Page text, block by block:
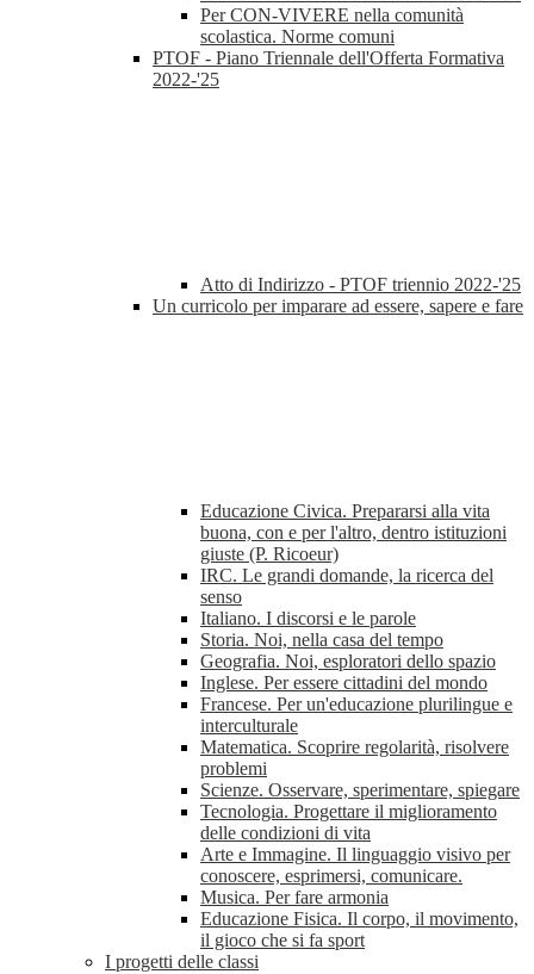
Per CON-VIVERE nella comunità
scolastica. Norme comuni
PTOF - Piano Triennale dell'Offerta Formativa
2022-'25
Atto di Indirizzo - PTOF triennio 2022-'25
Un curricolo per imparare ad essere, sapere e fare
Educazione Civica. Prepararsi alla vita
buona, con e per l'altro, dentro istituzioni
giuste (P. Ricoeur)
IRC. Le grandi domande, la ricerca del
senso
Italiano. I discorsi e le parole
Storia. Noi, nella casa del tempo
Geografia. Noi, esploratori dello spazio
Inglese. Per essere cittadini del mondo
Francese. Per un'educazione plurilingue e
interculturale
Matematica. Scoprire regolarità, risolvere
problemi
Scienze. Osservare, sperimentare, spiegare
Tecnologia. Progettare il miglioramento
delle condizioni di vita
Arte e Immagine. Il linguaggio visivo per
conoscere, esprimersi, comunicare.
Musica. Per fare armonia
Educazione Fisica. Il corpo, il movimento,
il gioco che si fa sport
I progetti delle classi